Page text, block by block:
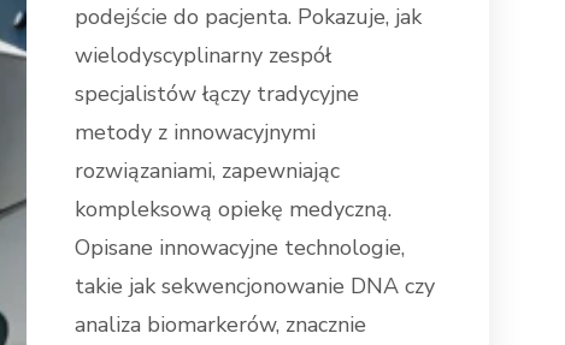
podejście do pacjenta. Pokazuje, jak
wielodyscyplinarny zespół
specjalistów łączy tradycyjne
metody z innowacyjnymi
rozwiązaniami, zapewniając
kompleksową opiekę medyczną.
Opisane innowacyjne technologie,
takie jak sekwencjonowanie DNA czy
analiza biomarkerów, znacznie